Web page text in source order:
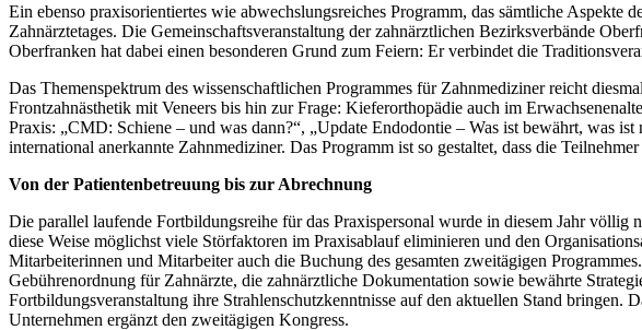
Ein ebenso praxisorientiertes wie abwechslungsreiches Programm, das sämtliche
Zahnärztetages. Die Gemeinschaftsveranstaltung der zahnärztlichen Bezirksverbände
Oberfranken hat dabei einen besonderen Grund zum Feiern: Er verbindet die
Das Themenspektrum des wissenschaftlichen Programmes für Zahnmediziner reicht
Frontzahnästhetik mit Veneers bis hin zur Frage: Kieferorthopädie auch im
Praxis: „CMD: Schiene – und was dann?“, „Update Endodontie – Was ist bewährt, was
international anerkannte Zahnmediziner. Das Programm ist so gestaltet, dass die
Von der Patientenbetreuung bis zur Abrechnung
Die parallel laufende Fortbildungsreihe für das Praxispersonal wurde in diesem Jahr
diese Weise möglichst viele Störfaktoren im Praxisablauf eliminieren und den
Mitarbeiterinnen und Mitarbeiter auch die Buchung des gesamten zweitägigen
Gebührenordnung für Zahnärzte, die zahnärztliche Dokumentation sowie bewährte
Fortbildungsveranstaltung ihre Strahlenschutzkenntnisse auf den aktuellen Stand
Unternehmen ergänzt den zweitägigen Kongress.